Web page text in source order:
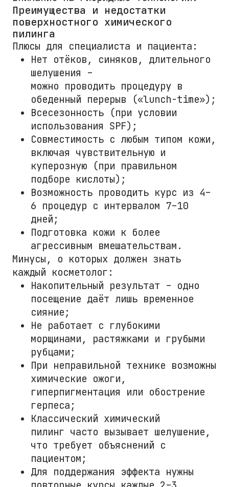
Преимущества и недостатки
поверхностного химического
пилинга
Плюсы для специалиста и пациента:
Нет отёков, синяков, длительного
шелушения –
можно проводить процедуру в
обеденный перерыв («lunch-time»);
Всесезонность (при условии
использования SPF);
Совместимость с любым типом кожи,
включая чувствительную и
куперозную (при правильном
подборе кислоты);
Возможность проводить курс из 4–
6 процедур с интервалом 7–10
дней;
Подготовка кожи к более
агрессивным вмешательствам.
Минусы, о которых должен знать
каждый косметолог:
Накопительный результат – одно
посещение даёт лишь временное
сияние;
Не работает с глубокими
морщинами, растяжками и грубыми
рубцами;
При неправильной технике возможны
химические ожоги,
гиперпигментация или обострение
герпеса;
Классический химический
пилинг часто вызывает шелушение,
что требует объяснений с
пациентом;
Для поддержания эффекта нужны